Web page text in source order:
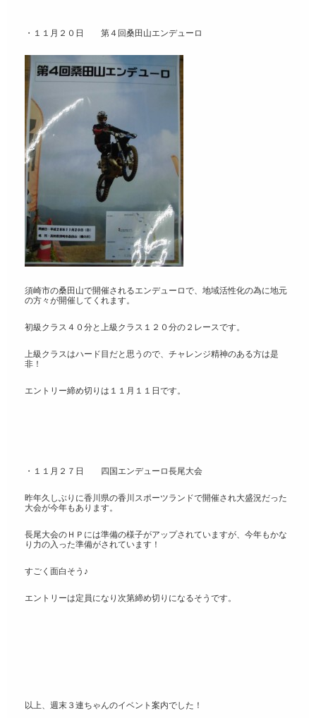
・１１月２０日 第４回桑田山エンデューロ
須崎市の桑田山で開催されるエンデューロで、地域活性化の為に地元
の方々が開催してくれます。
初級クラス４０分と上級クラス１２０分の２レースです。
上級クラスはハード目だと思うので、チャレンジ精神のある方は是
非！
エントリー締め切りは１１月１１日です。
・１１月２７日 四国エンデューロ長尾大会
昨年久しぶりに香川県の香川スポーツランドで開催され大盛況だった
大会が今年もあります。
長尾大会のＨＰには準備の様子がアップされていますが、今年もかな
り力の入った準備がされています！
すごく面白そう♪
エントリーは定員になり次第締め切りになるそうです。
以上、週末３連ちゃんのイベント案内でした！